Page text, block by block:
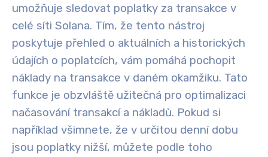
umožňuje sledovat poplatky za transakce v
celé síti Solana. Tím, že tento nástroj
poskytuje přehled o aktuálních a historických
údajích o poplatcích, vám pomáhá pochopit
náklady na transakce v daném okamžiku. Tato
funkce je obzvláště užitečná pro optimalizaci
načasování transakcí a nákladů. Pokud si
například všimnete, že v určitou denní dobu
jsou poplatky nižší, můžete podle toho